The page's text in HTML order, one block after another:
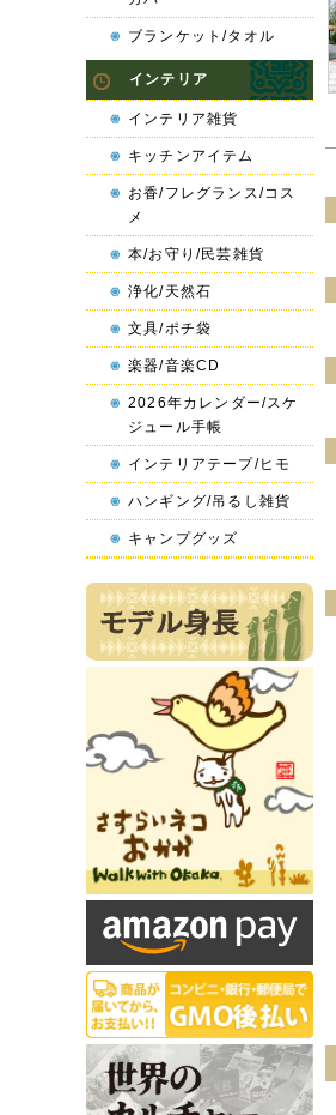
ブランケット/タオル
インテリア
インテリア雑貨
キッチンアイテム
お香/フレグランス/コス
メ
本/お守り/民芸雑貨
浄化/天然石
文具/ポチ袋
楽器/音楽CD
2026年カレンダー/スケ
ジュール手帳
インテリアテープ/ヒモ
ハンギング/吊るし雑貨
キャンプグッズ